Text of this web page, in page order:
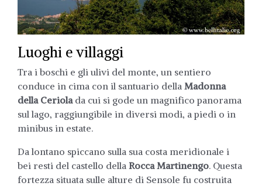
Luoghi e villaggi
Tra i boschi e gli ulivi del monte, un sentiero
conduce in cima con il santuario della Madonna
della Ceriolada cui si gode un magnifico panorama
sul lago, raggiungibile in diversi modi, a piedi o in
minibus in estate.
Da lontano spiccano sulla sua costa meridionale i
bei resti del castello della Rocca Martinengo. Questa
fortezza situata sulle alture di Sensole fu costruita